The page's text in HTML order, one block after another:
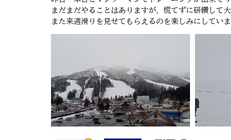
まだまだやることはありますが、慌てずに研鑽して
また来週滑りを見せてもらえるのを楽しみにしてい